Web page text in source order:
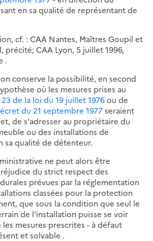
en sa qualité de représentant de
cf. : CAA Nantes, Maîtres Goupil et
précité; CAA Lyon, 5 juillet 1996,
.
conserve la possibilité, en second
où les mesures prises au
de la loi du 19 juillet 1976ou de
du 21 septembre 1977seraient
de s'adresser au propriétaire du
ou des installations de
sa qualité de détenteur.
ne peut alors être
du strict respect des
prévues par la réglementation
classées pour la protection
que sous la condition que seul le
de l'installation puisse se voir
les mesures prescrites - à défaut
et solvable .